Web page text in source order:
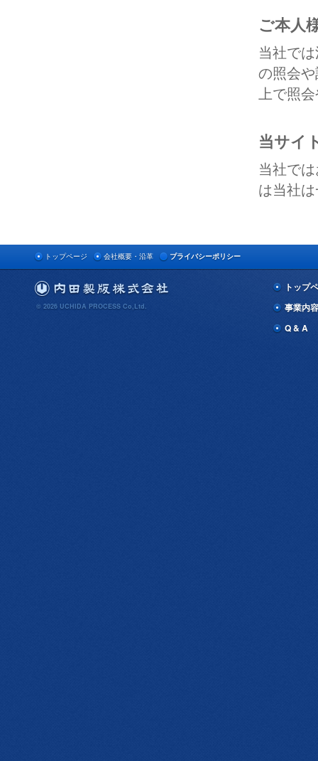
ご本人
当社で
の照会
上で照
当サイ
当社で
は当社
トップページ 会社概要・沿革 プライバシーポリシー
© 2026 UCHIDA PROCESS Co,Ltd.
トップ
事業内容
Q & A